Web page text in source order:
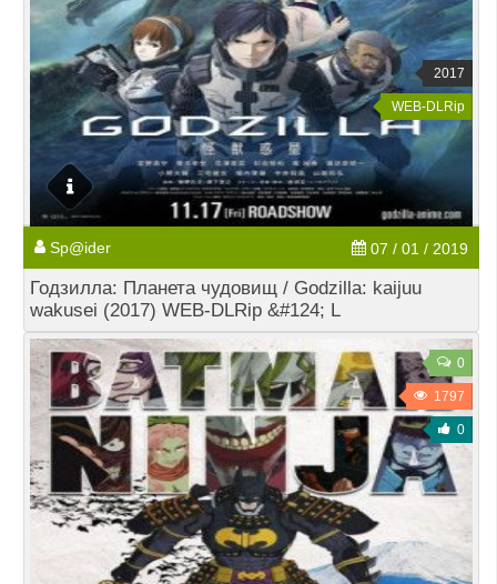
2017
WEB-DLRip
Sp@ider 07 / 01 / 2019
Годзилла: Планета чудовищ / Godzilla: kaijuu
wakusei (2017) WEB-DLRip &#124; L
0
1797
0